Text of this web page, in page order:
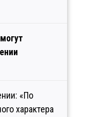
«По
характера